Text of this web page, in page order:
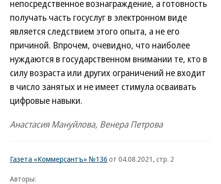
непосредственное вознаграждение, а готовность
получать часть госуслуг в электронном виде
является следствием этого опыта, а не его
причиной. Впрочем, очевидно, что наиболее
нуждаются в государственном внимании те, кто в
силу возраста или других ограничений не входит
в число занятых и не имеет стимула осваивать
цифровые навыки.
Анастасия Мануйлова, Венера Петрова
Газета «Коммерсантъ» №136 от 04.08.2021, стр. 2
Авторы: